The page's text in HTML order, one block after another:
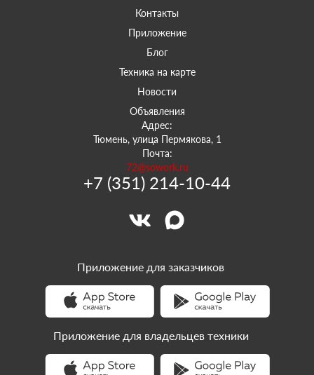
Контакты
Приложение
Блог
Техника на карте
Новости
Объявления
Адрес:
Тюмень, улица Пермякова, 1
Почта:
72@sowork.ru
+7 (351) 214-10-44
Приложение для заказчиков
Приложение для владельцев техники